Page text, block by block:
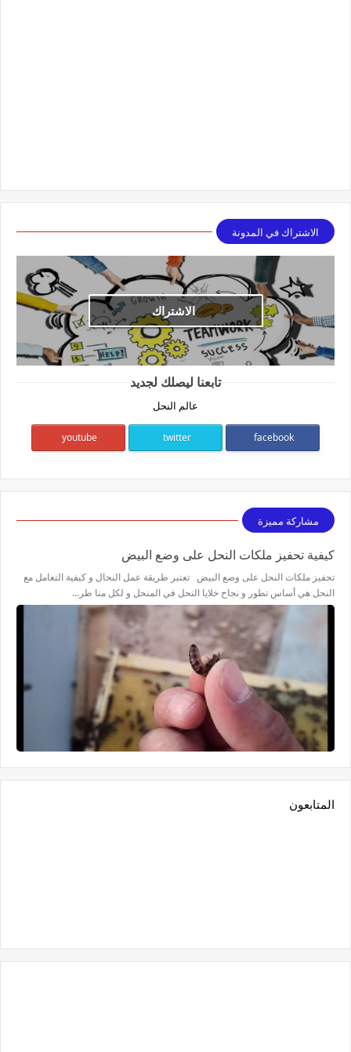
الاشتراك في المدونة
الاشتراك
تابعنا ليصلك لجديد
عالم النحل
facebook
twitter
youtube
مشاركة مميزة
كيفية تحفيز ملكات النحل على وضع البيض
تحفيز ملكات النحل على وضع البيض تعتبر طريقة عمل النحال و كيفية التعامل مع
النحل هي أساس تطور و نجاح خلايا النحل في المنحل و لكل منا طر…
المتابعون